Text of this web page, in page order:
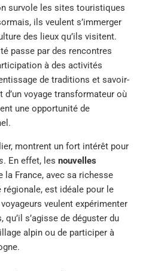
survole les sites touristiques
ils veulent s’immerger
des lieux qu’ils visitent.
passe par des rencontres
à des activités
de traditions et savoir-
d’un voyage transformateur où
une opportunité de
montrent un fort intérêt pour
. En effet, les nouvelles
la France, avec sa richesse
est idéale pour le
veulent expérimenter
qu’il s’agisse de déguster du
alpin ou de participer à